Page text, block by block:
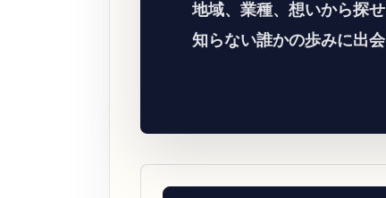
地域、業種、想いから探
知らない誰かの歩みに出会